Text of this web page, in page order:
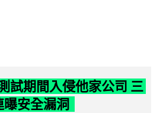
試期間入侵他家公司 三
安全漏洞